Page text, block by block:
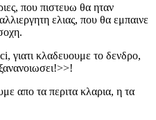
που πιστευω θα ηταν
ελιας, που θα εμπαινε
γιατι κλαδευουμε το δενδρο,
απο τα περιτα κλαρια, η τα